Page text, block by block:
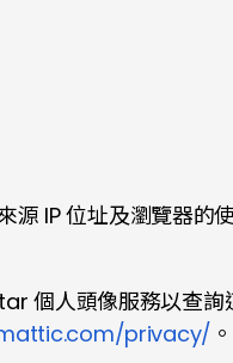
IP 位址及瀏覽器的
個人頭像服務以查詢
privacy/